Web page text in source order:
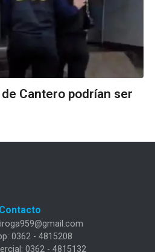
Cantero podrían ser
Contacto
0362 - 4815208
0362 - 4815132